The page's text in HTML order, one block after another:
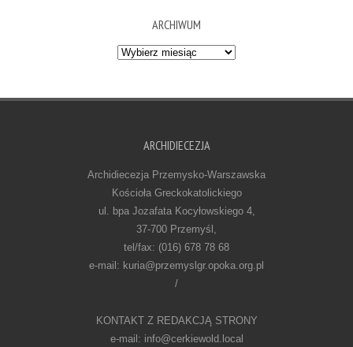
ARCHIWUM
Archiwum
ARCHIDIECEZJA
Archidiecezja Przemysko-Warszawska
Kościoła Greckokatolickiego
ul. bpa Jozafata Kocyłowskiego 4,
37-700 Przemyśl,
tel/fax: (016) 678 78 68
e-mail: kuria@przemyslgr.opoka.org.pl
/
KONTAKT Z REDAKCJĄ STRONY
e-mail: info@cerkiewold.local